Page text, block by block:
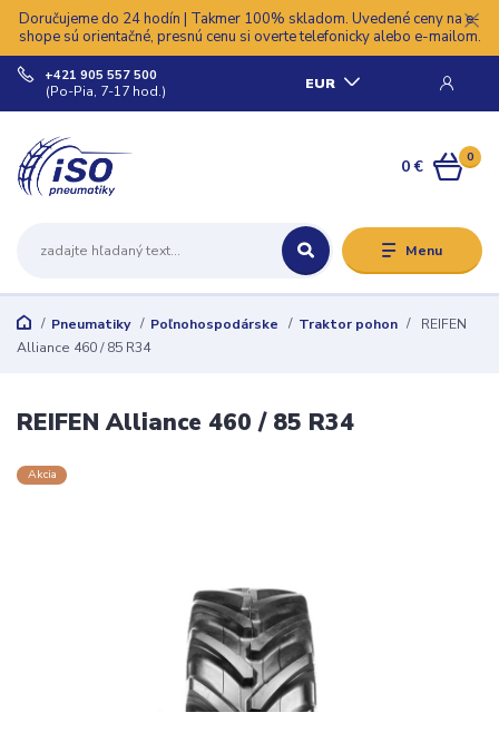
Doručujeme do 24 hodín | Takmer 100% skladom. Uvedené ceny na e-
shope sú orientačné, presnú cenu si overte telefonicky alebo e-mailom.
Menu
EUR
+421 905 557 500
(Po-Pia, 7-17 hod.)
0
0 €
Pneumatiky Poľnohospodárske Traktor pohon
REIFEN
Alliance 460 / 85 R34
REIFEN Alliance 460 / 85 R34
Akcia